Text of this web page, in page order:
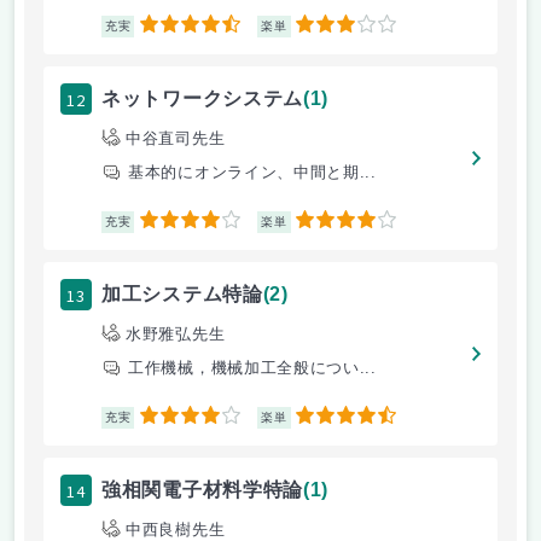
充実 4.5 楽単 3
12 ネットワークシステム(1)
中谷直司先生
基本的にオンライン、中間と期...
充実 4 楽単 4
13 加工システム特論(2)
水野雅弘先生
工作機械，機械加工全般につい...
充実 4 楽単 4.5
14 強相関電子材料学特論(1)
中西良樹先生